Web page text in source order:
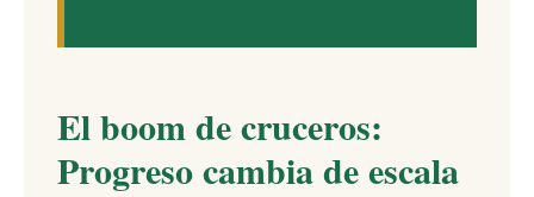
El boom de cruceros:
Progreso cambia de escala